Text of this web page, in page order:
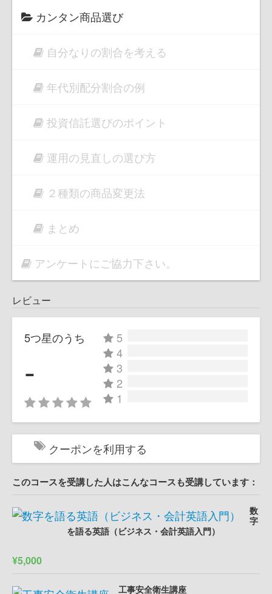
カンタン商品選び
自分なりの割合を考える
年代別配分割合の例
投資信託選びのポイント
運用の見直しの選び方
２種類の商品変更法
まとめ
アンケートにご協力下さい。
レビュー
5つ星のうち
-
5
4
3
2
1
クーポンを利用する
このコースを受講した人はこんなコースも受講しています：
数
字
を語る英語（ビジネス・会計英語入門）
¥5,000
工事安全衛生講座